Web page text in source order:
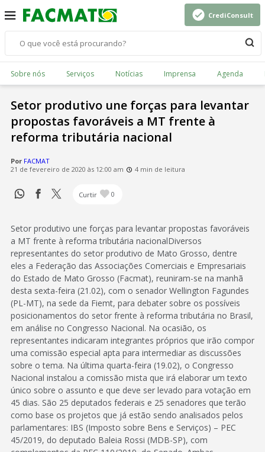
CrediConsult
Sobre nós Serviços Notícias Imprensa Agenda
Setor produtivo une forças para levantar
propostas favoráveis a MT frente à
reforma tributária nacional
Por FACMAT
21 de fevereiro de 2020 às 12:00 am
4 min de leitura
Curtir 0
Setor produtivo une forças para levantar propostas favoráveis
a MT frente à reforma tributária nacionalDiversos
representantes do setor produtivo de Mato Grosso, dentre
eles a Federação das Associações Comerciais e Empresariais
do Estado de Mato Grosso (Facmat), reuniram-se na manhã
desta sexta-feira (21.02), com o senador Wellington Fagundes
(PL-MT), na sede da Fiemt, para debater sobre os possíveis
posicionamentos do setor frente à reforma tributária no Brasil,
em análise no Congresso Nacional. Na ocasião, os
representantes indicaram integrantes próprios que irão compor
uma comissão especial apta para intermediar as discussões
sobre o tema. Na última quarta-feira (19.02), o Congresso
Nacional instalou a comissão mista que irá elaborar um texto
único sobre o assunto e que deve ser levado para votação em
45 dias. São 25 deputados federais e 25 senadores que terão
como base os projetos que já estão sendo analisados pelos
parlamentares: IBS (Imposto sobre Bens e Serviços) – PEC
45/2019, do deputado Baleia Rossi (MDB-SP), com